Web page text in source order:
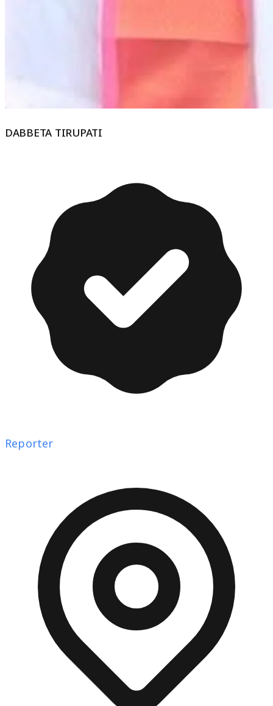
DABBETA TIRUPATI
Reporter